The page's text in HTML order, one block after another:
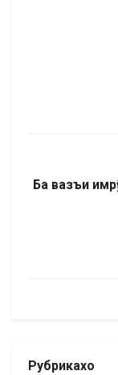
Ба вазъи
Рубрикахо